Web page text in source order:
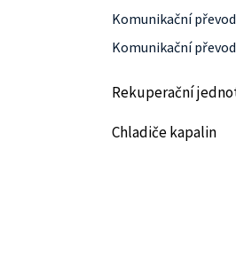
Komunikační
Komunikační
Rekuperační
Chladiče kapalin